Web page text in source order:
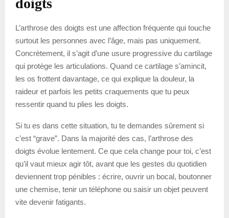
L’arthrose des doigts est une affection fréquente qui touche
surtout les personnes avec l’âge, mais pas uniquement.
Concrètement, il s’agit d’une usure progressive du cartilage
qui protège les articulations. Quand ce cartilage s’amincit,
les os frottent davantage, ce qui explique la douleur, la
raideur et parfois les petits craquements que tu peux
ressentir quand tu plies les doigts.
Si tu es dans cette situation, tu te demandes sûrement si
c’est “grave”. Dans la majorité des cas, l’arthrose des
doigts évolue lentement. Ce que cela change pour toi, c’est
qu’il vaut mieux agir tôt, avant que les gestes du quotidien
deviennent trop pénibles : écrire, ouvrir un bocal, boutonner
une chemise, tenir un téléphone ou saisir un objet peuvent
vite devenir fatigants.